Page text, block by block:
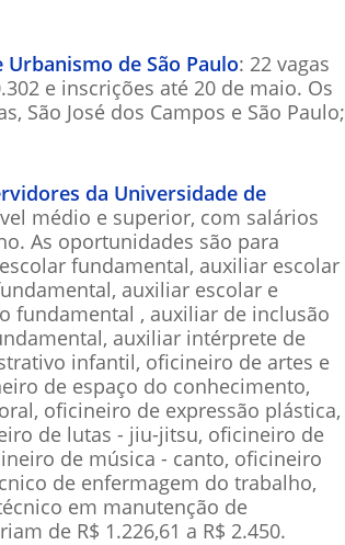
de São Paulo: 22 vagas
e inscrições até 20 de maio. Os
São José dos Campos e São Paulo;
da Universidade de
médio e superior, com salários
As oportunidades são para
fundamental, auxiliar escolar
auxiliar escolar e
fundamental , auxiliar de inclusão
auxiliar intérprete de
infantil, oficineiro de artes e
de espaço do conhecimento,
oficineiro de expressão plástica,
de lutas - jiu-jitsu, oficineiro de
de música - canto, oficineiro
de enfermagem do trabalho,
em manutenção de
de R$ 1.226,61 a R$ 2.450.